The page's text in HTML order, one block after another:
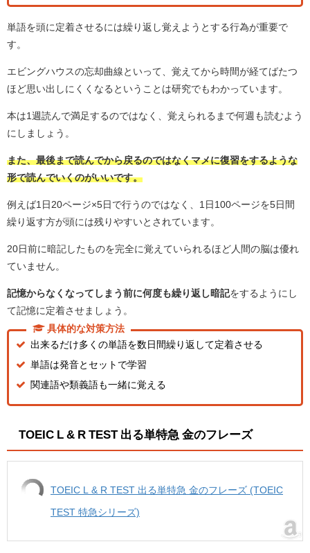
単語を頭に定着させるには繰り返し覚えようとする行為が重要で
す。
エビングハウスの忘却曲線といって、覚えてから時間が経てばたつ
ほど思い出しにくくなるということは研究でもわかっています。
本は1週読んで満足するのではなく、覚えられるまで何週も読むよう
にしましょう。
また、最後まで読んでから戻るのではなくマメに復習をするような
形で読んでいくのがいいです。
例えば1日20ページ×5日で行うのではなく、1日100ページを5日間
繰り返す方が頭には残りやすいとされています。
20日前に暗記したものを完全に覚えていられるほど人間の脳は優れ
ていません。
記憶からなくなってしまう前に何度も繰り返し暗記をするようにし
て記憶に定着させましょう。
具体的な対策方法
出来るだけ多くの単語を数日間繰り返して定着させる
単語は発音とセットで学習
関連語や類義語も一緒に覚える
TOEIC L & R TEST 出る単特急 金のフレーズ
TOEIC L & R TEST 出る単特急 金のフレーズ (TOEIC
TEST 特急シリーズ)